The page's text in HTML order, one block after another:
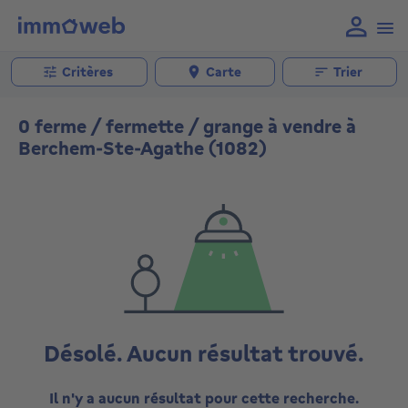
Critères Carte Trier
0 ferme / fermette / grange à vendre à
Berchem-Ste-Agathe (1082)
Désolé. Aucun résultat trouvé.
Il n'y a aucun résultat pour cette recherche.